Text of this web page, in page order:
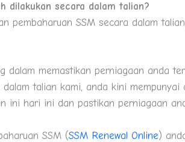
dilakukan secara dalam talian?
pembaharuan SSM secara dalam
dalam memastikan perniagaan anda
talian kami, anda kini
ini hari ini dan pastikan perniagaan
SSM (SSM Renewal Online)